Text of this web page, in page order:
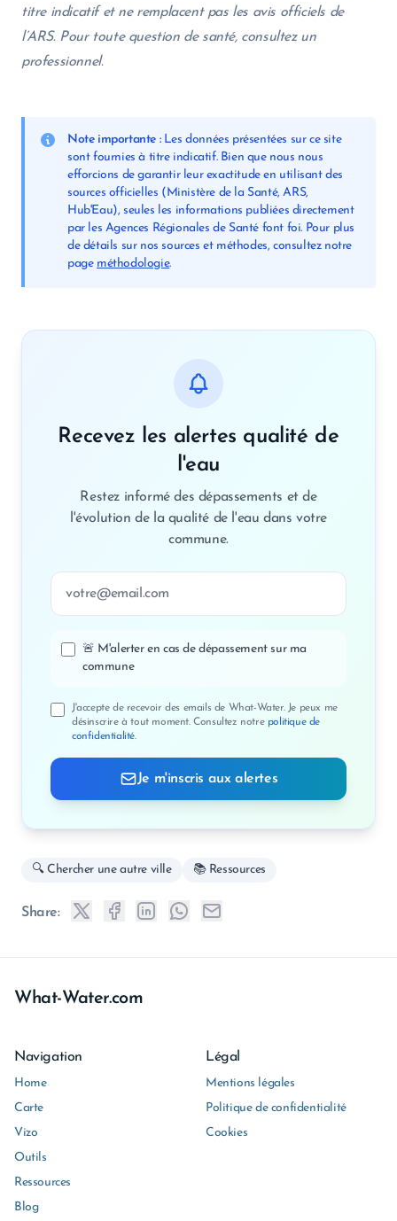
titre indicatif et ne remplacent pas les avis officiels de
l’ARS. Pour toute question de santé, consultez un
professionnel.
Note importante :Les données présentées sur ce site
sont fournies à titre indicatif. Bien que nous nous
efforcions de garantir leur exactitude en utilisant des
sources officielles (Ministère de la Santé, ARS,
Hub'Eau), seules les informations publiées directement
par les Agences Régionales de Santé font foi. Pour plus
de détails sur nos sources et méthodes, consultez notre
page méthodologie.
Recevez les alertes qualité de
l'eau
Restez informé des dépassements et de
l'évolution de la qualité de l'eau dans votre
commune.
🚨 M'alerter en cas de dépassement sur ma
commune
J'accepte de recevoir des emails de What-Water. Je peux me
désinscrire à tout moment. Consultez notre politique de
confidentialité.
Je m'inscris aux alertes
🔍 Chercher une autre ville 📚 Ressources
Share:
What-Water.com
Navigation
Home
Carte
Vizo
Outils
Ressources
Blog
Légal
Mentions légales
Politique de confidentialité
Cookies